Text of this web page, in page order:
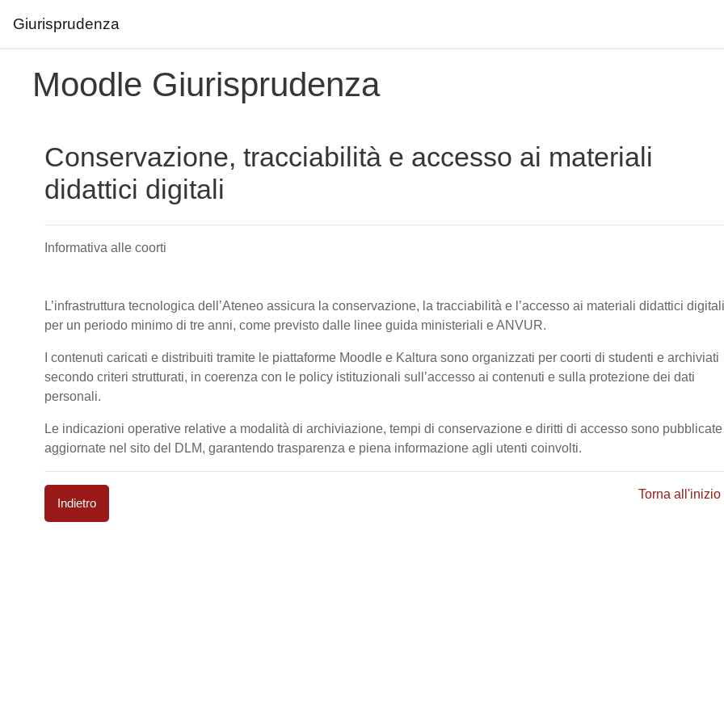
Giurisprudenza
Moodle Giurisprudenza
Conservazione, tracciabilità e accesso ai materiali
didattici digitali
Informativa alle coorti
L’infrastruttura tecnologica dell’Ateneo assicura la conservazione, la tracciabilità e l’accesso ai materiali didattici digitali
per un periodo minimo di tre anni, come previsto dalle linee guida ministeriali e ANVUR.
I contenuti caricati e distribuiti tramite le piattaforme Moodle e Kaltura sono organizzati per coorti di studenti e archiviati
secondo criteri strutturati, in coerenza con le policy istituzionali sull’accesso ai contenuti e sulla protezione dei dati
personali.
Le indicazioni operative relative a modalità di archiviazione, tempi di conservazione e diritti di accesso sono
aggiornate nel sito del DLM, garantendo trasparenza e piena informazione agli utenti coinvolti.
Indietro
Torna all'inizio